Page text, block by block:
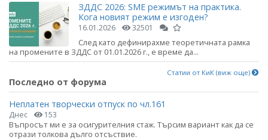
ЗДДС 2026: SME режимът на практика.
Кога новият режим е изгоден?
16.01.2026 32501
След като дефинирахме теоретичната рамка
на промените в ЗДДС от 01.01.2026 г., е време да...
Статии от КиК (виж още)
Последно от форума
Неплатен творчески отпуск по чл.161
Днес 153
Въпросът ми е за осигурителния стаж. Търсим вариант как да се
отрази толкова дълго отсъствие.